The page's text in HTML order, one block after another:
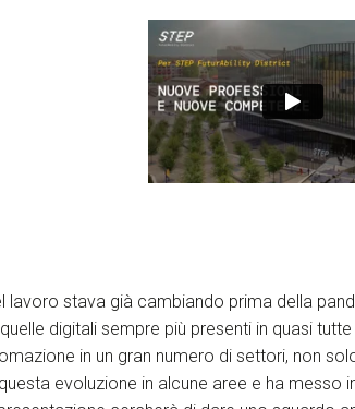
lavoro stava già cambiando prima della
digitali sempre più presenti in quasi
in un gran numero di settori, non
evoluzione in alcune aree e ha messo